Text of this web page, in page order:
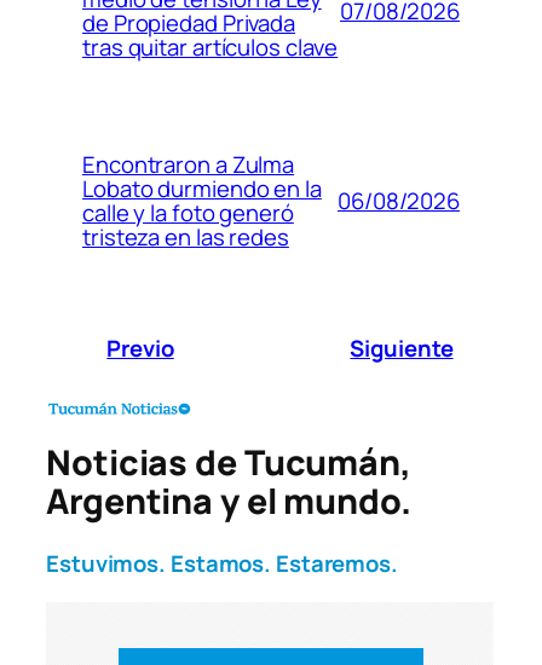
de Propiedad Privada
tras quitar artículos clave
07/08/2026
Encontraron a Zulma
Lobato durmiendo en la
calle y la foto generó
tristeza en las redes
06/08/2026
Previo Siguiente
Noticias de Tucumán,
Argentina y el mundo.
Estuvimos. Estamos. Estaremos.